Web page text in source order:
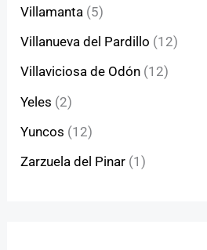
Villamanta (5)
Villanueva del Pardillo (12)
Villaviciosa de Odón (12)
Yeles (2)
Yuncos (12)
Zarzuela del Pinar (1)